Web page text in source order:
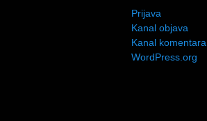
Prijava
Kanal objava
Kanal komentara
WordPress.org